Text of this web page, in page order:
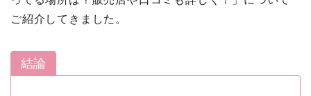
ご紹介してきました。
結論